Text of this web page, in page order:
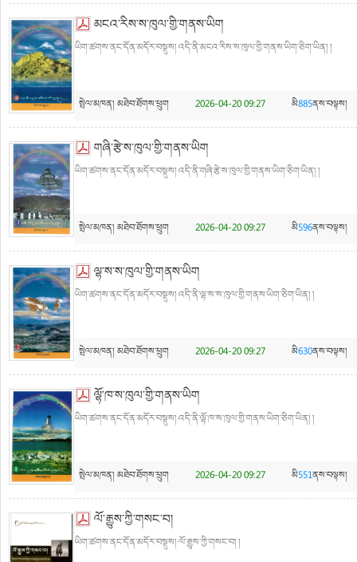
མངའ་རིས་ས་ཁུལ་གྱི་གནས་ཡིག
ཡིག་ཚགས་ནང་དོན་མདོར་བསྡུས། འདི་ནི་མངའ་རིས་ས་ཁུལ་གྱི་གནས་ཡིག་ཅིག་ཡིན། །
སྤེལ་མཁན། མཐེབ་ཐོགས་ཕྲུག 2026-04-20 09:27 མི885ནས་བལྟས།
གཞི་རྩེ་ས་ཁུལ་གྱི་གནས་ཡིག
ཡིག་ཚགས་ནང་དོན་མདོར་བསྡུས། འདི་ནི་གཞི་རྩེ་ས་ཁུལ་གྱི་གནས་ཡིག་ཅིག་ཡིན། །
སྤེལ་མཁན། མཐེབ་ཐོགས་ཕྲུག 2026-04-20 09:27 མི596ནས་བལྟས།
ལྷ་ས་ས་ཁུལ་གྱི་གནས་ཡིག
ཡིག་ཚགས་ནང་དོན་མདོར་བསྡུས། འདི་ནི་ལྷ་ས་ས་ཁུལ་གྱི་གནས་ཡིག་ཅིག་ཡིན། །
སྤེལ་མཁན། མཐེབ་ཐོགས་ཕྲུག 2026-04-20 09:27 མི630ནས་བལྟས།
ལྷོ་ཁ་ས་ཁུལ་གྱི་གནས་ཡིག
ཡིག་ཚགས་ནང་དོན་མདོར་བསྡུས། འདི་ནི་ལྷོ་ཁ་ས་ཁུལ་གྱི་གནས་ཡིག་ཅིག་ཡིན། །
སྤེལ་མཁན། མཐེབ་ཐོགས་ཕྲུག 2026-04-20 09:27 མི551ནས་བལྟས།
ལོ་རྒྱུས་ཀྱི་གསང་བ།
ཡིག་ཚགས་ནང་དོན་མདོར་བསྡུས། ལོ་རྒྱུས་ཀྱི་གསང་བ། །